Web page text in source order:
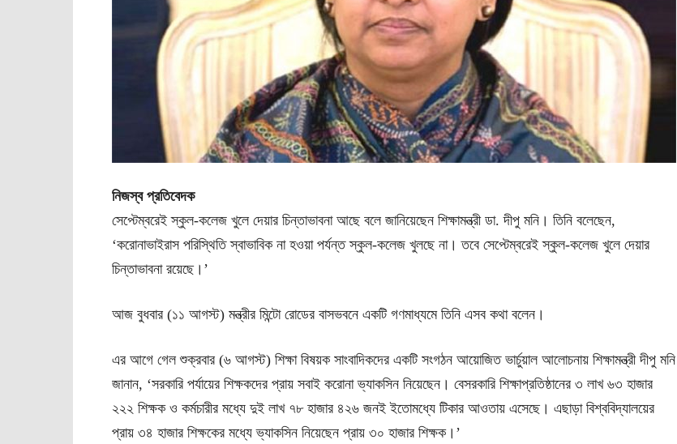
নিজস্ব প্রতিবেদক
সেপ্টেম্বরেই স্কুল-কলেজ খুলে দেয়ার চিন্তাভাবনা আছে বলে জানিয়েছেন শিক্ষামন্ত্রী ডা. দীপু মনি। তিনি বলেছেন,
‌‘করোনাভাইরাস পরিস্থিতি স্বাভাবিক না হওয়া পর্যন্ত স্কুল-কলেজ খুলছে না। তবে সেপ্টেম্বরেই স্কুল-কলেজ খুলে দেয়ার
চিন্তাভাবনা রয়েছে।’
আজ বুধবার (১১ আগস্ট) মন্ত্রীর মিন্টো রোডের বাসভবনে একটি গণমাধ্যমে তিনি এসব কথা বলেন।
এর আগে গেল শুক্রবার (৬ আগস্ট) শিক্ষা বিষয়ক সাংবাদিকদের একটি সংগঠন আয়োজিত ভার্চুয়াল আলোচনায় শিক্ষামন্ত্রী দীপু মনি
জানান, ‘সরকারি পর্যায়ের শিক্ষকদের প্রায় সবাই করোনা ভ্যাকসিন নিয়েছেন। বেসরকারি শিক্ষাপ্রতিষ্ঠানের ৩ লাখ ৬৩ হাজার
২২২ শিক্ষক ও কর্মচারীর মধ্যে দুই লাখ ৭৮ হাজার ৪২৬ জনই ইতোমধ্যে টিকার আওতায় এসেছে। এছাড়া বিশ্ববিদ্যালয়ের
প্রায় ৩৪ হাজার শিক্ষকের মধ্যে ভ্যাকসিন নিয়েছেন প্রায় ৩০ হাজার শিক্ষক।’